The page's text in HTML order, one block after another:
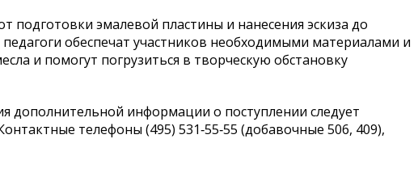
подготовки эмалевой пластины и нанесения эскиза до
обеспечат участников необходимыми материалами и
и помогут погрузиться в творческую обстановку
дополнительной информации о поступлении следует
телефоны (495) 531‑55‑55 (добавочные 506, 409),